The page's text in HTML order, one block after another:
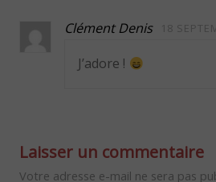
Clément Denis 18
J’adore !
Laisser un commentaire
Votre adresse e-mail ne sera pas